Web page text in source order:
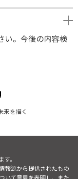
い。今後の内容検
来を描く
。
報源から提供されたもの